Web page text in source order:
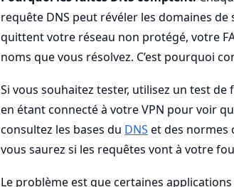
requête DNS peut révéler les domaines
quittent votre réseau non protégé, votre
noms que vous résolvez. C’est pourquoi
Si vous souhaitez tester, utilisez un test
en étant connecté à votre VPN pour voir
consultez les bases du DNS et des normes
vous saurez si les requêtes vont à votre
Le problème est que certaines